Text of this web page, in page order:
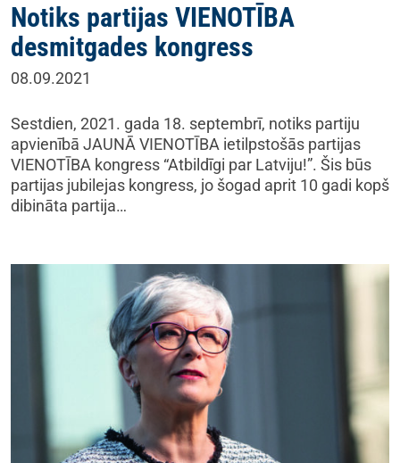
Notiks partijas VIENOTĪBA
desmitgades kongress
08.09.2021
Sestdien, 2021. gada 18. septembrī, notiks partiju
apvienībā JAUNĀ VIENOTĪBA ietilpstošās partijas
VIENOTĪBA kongress “Atbildīgi par Latviju!”. Šis būs
partijas jubilejas kongress, jo šogad aprit 10 gadi kopš
dibināta partija…